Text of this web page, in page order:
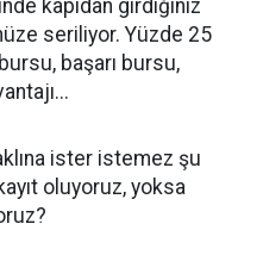
kapıdan girdiğiniz
seriliyor. Yüzde 25
başarı bursu,
ister istemez şu
oluyoruz, yoksa